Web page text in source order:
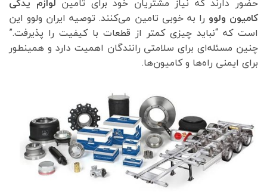
کامیون ولوو را به خوبی تامین می‌کنند. توصیه ایران ولوو این
است که “نباید چیزی کمتر از قطعات با کیفیت را پذیرفت.”
چنین مسئله‌ای برای سلامتی رانندگان اهمیت دارد و همینطور
برای ایمنی راه‌ها و کامیون‌ها.